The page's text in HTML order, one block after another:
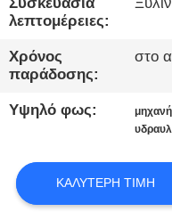
ΜΑΣ
ΕΛΆΤΕ
ΕΠΑΦΉ
ΣΥΝΟΜΙΛΊΑ
Συσκευασία
λεπτομέρειες:
Χρόνος
παράδοσης:
στο
Υψηλό φως:
ΚΑΛΎΤΕΡΗ ΤΙΜΉ